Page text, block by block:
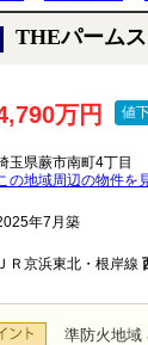
THEパーム
万円 値
玉県蕨市南町4丁目
の地域周辺の物件を
年7月築
ＪＲ京浜東北・根岸線
準防火地域